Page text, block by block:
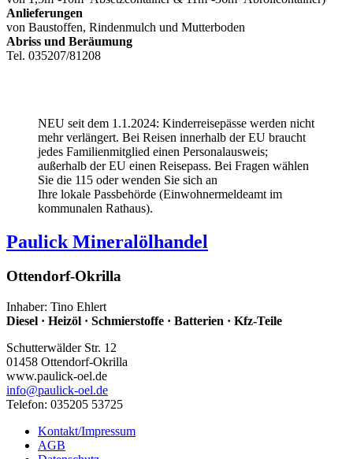
Anlieferungen
von Baustoffen, Rindenmulch und Mutterboden
Abriss und Beräumung
Tel. 035207/81208
NEU seit dem 1.1.2024: Kinderreisepässe werden nicht
mehr verlängert. Bei Reisen innerhalb der EU braucht
jedes Familienmitglied einen Personalausweis;
außerhalb der EU einen Reisepass. Bei Fragen wählen
Sie die 115 oder wenden Sie sich an
Ihre lokale Passbehörde (Einwohnermeldeamt im
kommunalen Rathaus).
Paulick Mineralölhandel
Ottendorf-Okrilla
Inhaber: Tino Ehlert
Diesel · Heizöl · Schmierstoffe · Batterien · Kfz-Teile
Schutterwälder Str. 12
01458 Ottendorf-Okrilla
www.paulick-oel.de
info@paulick-oel.de
Telefon: 035205 53725
Kontakt/Impressum
AGB